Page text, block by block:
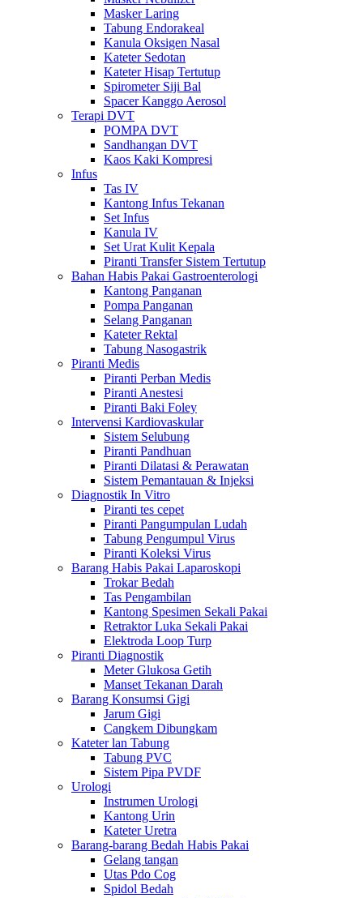
Masker Laring
Tabung Endorakeal
Kanula Oksigen Nasal
Kateter Sedotan
Kateter Hisap Tertutup
Spirometer Siji Bal
Spacer Kanggo Aerosol
Terapi DVT
POMPA DVT
Sandhangan DVT
Kaos Kaki Kompresi
Infus
Tas IV
Kantong Infus Tekanan
Set Infus
Kanula IV
Set Urat Kulit Kepala
Piranti Transfer Sistem Tertutup
Bahan Habis Pakai Gastroenterologi
Kantong Panganan
Pompa Panganan
Selang Panganan
Kateter Rektal
Tabung Nasogastrik
Piranti Medis
Piranti Perban Medis
Piranti Anestesi
Piranti Baki Foley
Intervensi Kardiovaskular
Sistem Selubung
Piranti Pandhuan
Piranti Dilatasi & Perawatan
Sistem Pemantauan & Injeksi
Diagnostik In Vitro
Piranti tes cepet
Piranti Pangumpulan Ludah
Tabung Pengumpul Virus
Piranti Koleksi Virus
Barang Habis Pakai Laparoskopi
Trokar Bedah
Tas Pengambilan
Kantong Spesimen Sekali Pakai
Retraktor Luka Sekali Pakai
Elektroda Loop Turp
Piranti Diagnostik
Meter Glukosa Getih
Manset Tekanan Darah
Barang Konsumsi Gigi
Jarum Gigi
Cangkem Dibungkam
Kateter lan Tabung
Tabung PVC
Sistem Pipa PVDF
Urologi
Instrumen Urologi
Kantong Urin
Kateter Uretra
Barang-barang Bedah Habis Pakai
Gelang tangan
Utas Pdo Cog
Spidol Bedah